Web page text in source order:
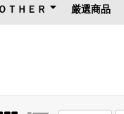
ＯＴＨＥＲ 厳選商品